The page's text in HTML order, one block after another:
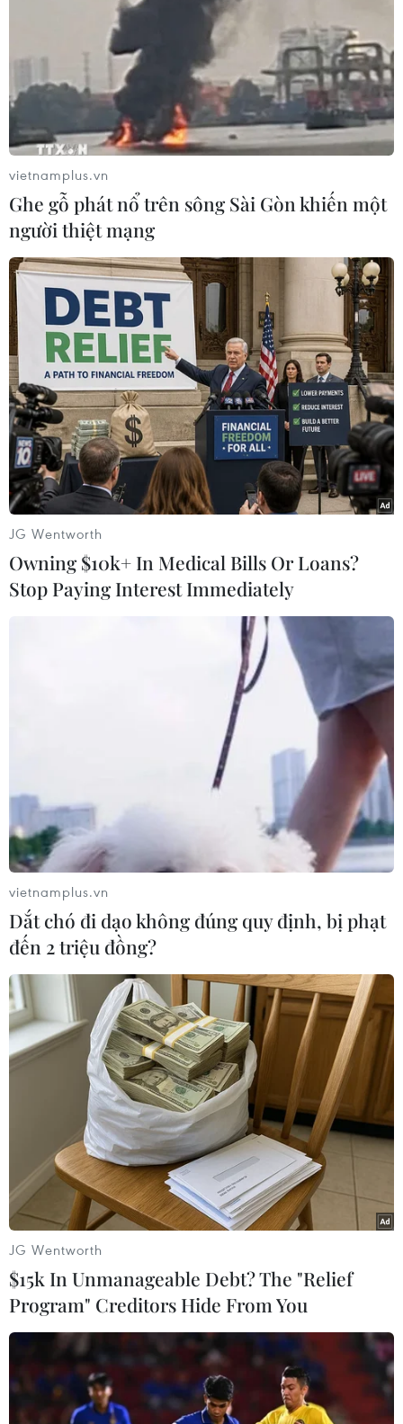
(TTXVN/Vietnam+)
#Liên hợp quốc #Hòa bình
#Thịnh vượng
#Công bằng
#Mục tiêu phát triển bền vững
TP. Hà Nội
Theo dõi VietnamPlus
Liên hợp quốc thông báo về vụ chìm tàu
ngoài khơi Libya
22/10/2020 01:20
Người phát ngôn của Tổ chức Di cư quốc tế cho biết
các ngư dân đã giải cứu được ít nhất 5 người di cư và
đưa họ trở về thị trấn Sabratha vào chiều tối ngày
vietnamplus.vn
Ghe gỗ phát nổ trên sông Sài Gòn khiến một
người thiệt mạng
JG Wentworth
Owning $10k+ In Medical Bills Or Loans?
Stop Paying Interest Immediately
vietnamplus.vn
Dắt chó đi dạo không đúng quy định, bị phạt
đến 2 triệu đồng?
JG Wentworth
$15k In Unmanageable Debt? The "Relief
Program" Creditors Hide From You